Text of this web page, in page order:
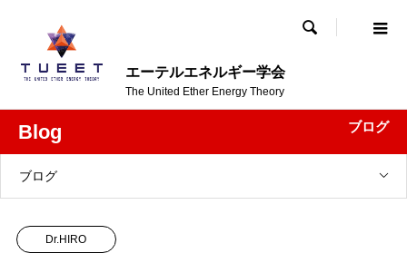
エーテルエネルギー学会
The United Ether Energy Theory

Blog ブログ
ブログ
Dr.HIRO